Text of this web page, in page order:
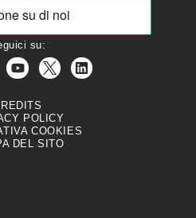
su:
POLICY
COOKIES
DEL SITO